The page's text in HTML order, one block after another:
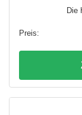
Die